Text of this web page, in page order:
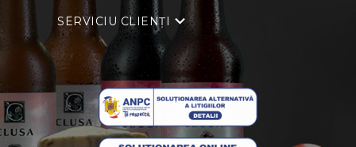
SERVICIU CLIENȚI